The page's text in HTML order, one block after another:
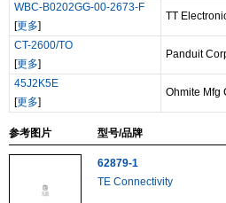
WBC-B0202GG-00-2673-F
[更多]
TT
CT-2600/TO
[更多]
Panduit
45J2K5E
[更多]
Ohmite Mfg
参考图片 型号/品牌
62879-1
TE Connectivity